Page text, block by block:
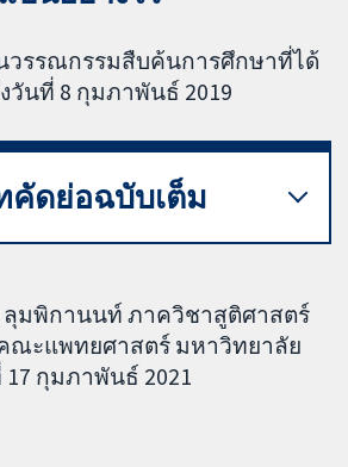
วรรณกรรมสืบค้นการศึกษาที่ได้
นที่ 8 กุมภาพันธ์ 2019
คัดย่อฉบับเต็ม
ลุมพิกานนท์ ภาควิชาสูติศาสตร์
ณะแพทยศาสตร์ มหาวิทยาลัย
กุมภาพันธ์ 2021